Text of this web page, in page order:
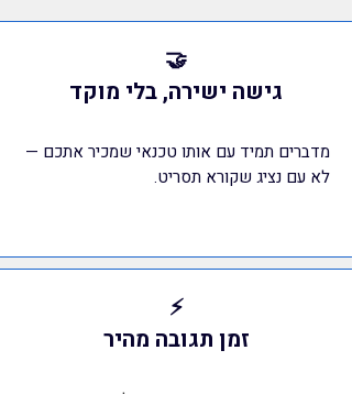
🤝
גישה ישירה, בלי מוקד
מדברים תמיד עם אותו טכנאי שמכיר אתכם —
לא עם נציג שקורא תסריט.
⚡
זמן תגובה מהיר